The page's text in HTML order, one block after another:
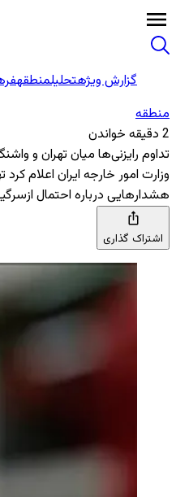
گزارش ویژهتحلیلمنطقه
منطقه‌
2 دقیقه خواندن
تداوم رایزنی‌ها میان تهران و
وزارت امور خارجه ایران اعلام
هشدارهایی درباره احتمال
اشتراک گذاری